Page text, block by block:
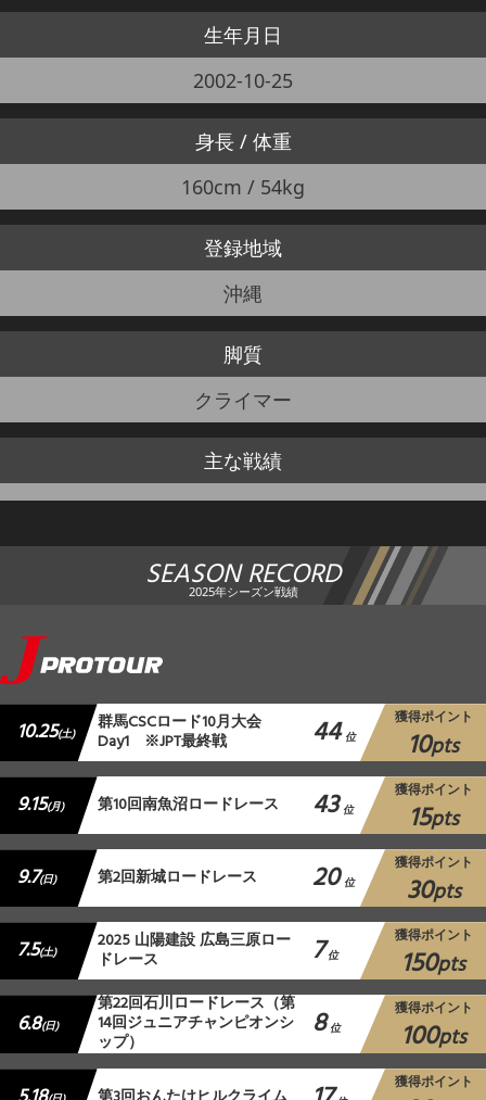
生年月日
2002-10-25
身長 / 体重
160cm / 54kg
登録地域
沖縄
脚質
クライマー
主な戦績
SEASON RECORD
2025年シーズン戦績
10.25(土) 群馬CSCロード10月大会
Day1 ※JPT最終戦 44 位
獲得ポイント
10pts
9.15(月) 第10回南魚沼ロードレース 43 位
獲得ポイント
15pts
9.7(日) 第2回新城ロードレース 20 位
獲得ポイント
30pts
7.5(土) 2025 山陽建設 広島三原ロー
ドレース 7 位
獲得ポイント
150pts
6.8(日)
第22回石川ロードレース（第
14回ジュニアチャンピオンシ
ップ） 8 位
獲得ポイント
100pts
獲得ポイント